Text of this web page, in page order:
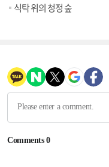
식탁 위의 청정 숲